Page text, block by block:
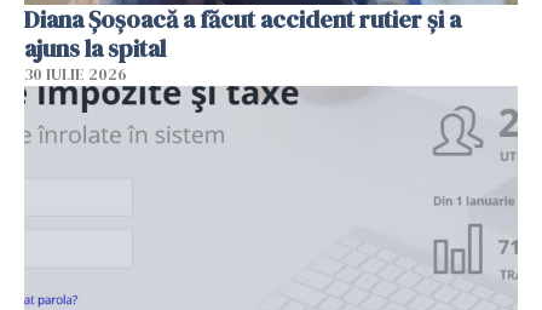
Diana Șoșoacă a făcut accident rutier și a
ajuns la spital
30 IULIE 2026